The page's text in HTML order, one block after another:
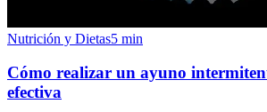
Nutrición y Dietas5 min
Cómo realizar un ayuno
efectiva